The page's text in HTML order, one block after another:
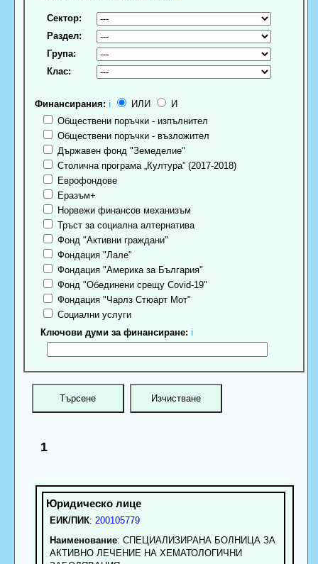
Сектор:
Раздел:
Група:
Клас:
Финансирания: ℹ ИЛИ
И
Обществени поръчки - изпълнител
Обществени поръчки - възложител
Държавен фонд "Земеделие"
Столична програма „Култура” (2017-2018)
Еврофондове
Еразъм+
Норвежи финансов механизъм
Тръст за социална алтернатива
Фонд "Активни граждани"
Фондация "Лале"
Фондация "Америка за България"
Фонд "Обединени срещу Covid-19"
Фондация "Чарлз Стюарт Мот"
Социални услуги
Ключови думи за финансиране: ℹ
1
ЕИК/ПИК: 200105779
Наименование: СПЕЦИАЛИЗИРАНА БОЛНИЦА ЗА
АКТИВНО ЛЕЧЕНИЕ НА ХЕМАТОЛОГИЧНИ